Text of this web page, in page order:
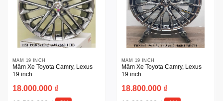
MÂM 19 INCH
Mâm Xe Toyota Camry, Lexus
19 inch
18.000.000 ₫
MÂM 19 INCH
Mâm Xe Toyota Camry, Lexus
19 inch
18.800.000 ₫